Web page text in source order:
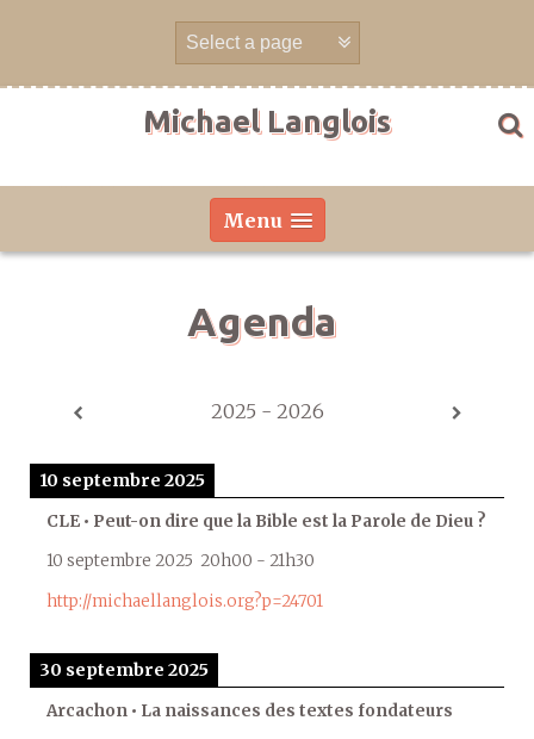
Michael Langlois
Menu
Agenda
2025 - 2026
10 septembre 2025
CLE • Peut-on dire que la Bible est la Parole de Dieu ?
10 septembre 2025 20h00 - 21h30
http://michaellanglois.org?p=24701
30 septembre 2025
Arcachon • La naissances des textes fondateurs